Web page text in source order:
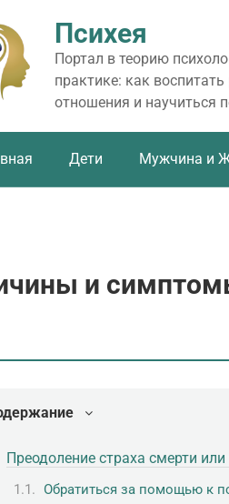
Психея
Портал в теорию
практике: как
отношения и научиться
Дети Мужчина и
и
Преодоление страха смерти или
Обратиться за помощью к